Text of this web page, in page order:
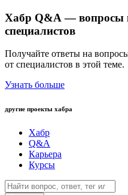
Хабр Q&A — вопросы
специалистов
Получайте ответы на
от специалистов в этой теме.
Узнать больше
другие проекты хабра
Хабр
Q&A
Карьера
Курсы